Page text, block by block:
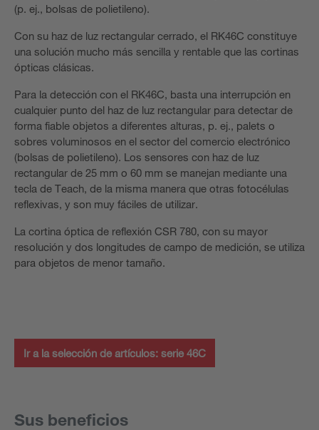
(p. ej., bolsas de polietileno).
Con su haz de luz rectangular cerrado, el RK46C constituye
una solución mucho más sencilla y rentable que las cortinas
ópticas clásicas.
Para la detección con el RK46C, basta una interrupción en
cualquier punto del haz de luz rectangular para detectar de
forma fiable objetos a diferentes alturas, p. ej., palets o
sobres voluminosos en el sector del comercio electrónico
(bolsas de polietileno). Los sensores con haz de luz
rectangular de 25 mm o 60 mm se manejan mediante una
tecla de Teach, de la misma manera que otras fotocélulas
reflexivas, y son muy fáciles de utilizar.
La cortina óptica de reflexión CSR 780, con su mayor
resolución y dos longitudes de campo de medición, se utiliza
para objetos de menor tamaño.
Ir a la selección de artículos: serie 46C
Sus beneficios